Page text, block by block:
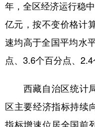
浙江 安徽
山东 河南
广东 广西
陕西 甘肃
新疆 内蒙古
年，全区经济运行稳
亿元，按不变价格计
速均高于全国平均水
点、3.6个百分点、2.4
西藏自治区统计局
区主要经济指标持续
指标增速位居全国前